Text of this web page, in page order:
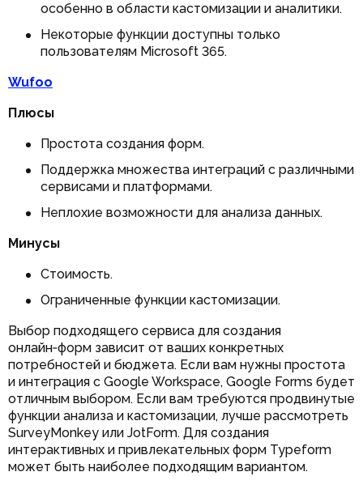
особенно в области кастомизации и аналитики.
Некоторые функции доступны только
пользователям Microsoft 365.
Wufoo
Плюсы
Простота создания форм.
Поддержка множества интеграций с различными
сервисами и платформами.
Неплохие возможности для анализа данных.
Минусы
Стоимость.
Ограниченные функции кастомизации.
Выбор подходящего сервиса для создания
онлайн‑форм зависит от ваших конкретных
потребностей и бюджета. Если вам нужны простота
и интеграция с Google Workspace, Google Forms будет
отличным выбором. Если вам требуются продвинутые
функции анализа и кастомизации, лучше рассмотреть
SurveyMonkey или JotForm. Для создания
интерактивных и привлекательных форм Typeform
может быть наиболее подходящим вариантом.